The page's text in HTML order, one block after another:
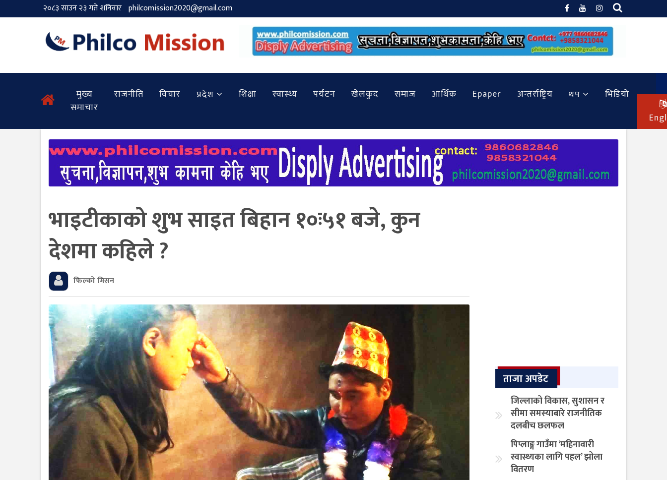
२०८३ साउन २३ गते शनिवार philcomission2020@gmail.com
मुख्य
समाचार
राजनीति विचार प्रदेश शिक्षा स्वास्थ्य पर्यटन खेलकुद समाज आर्थिक Epaper अन्तर्राष्ट्रिय थप
भिडियो
भाइटीकाको शुभ साइत बिहान १०ः५१ बजे, कुन
देशमा कहिले ?
फिल्को मिसन
ताजा अपडेट
जिल्लाको विकास, सुशासन र
सीमा समस्याबारे राजनीतिक
दलबीच छलफल
पिप्लाङ्ग गाउँमा ‘महिनावारी
स्वास्थ्यका लागि पहल’ झोला
वितरण